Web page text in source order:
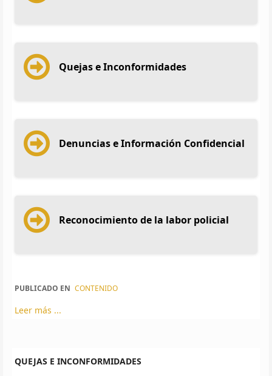
Quejas e Inconformidades
Denuncias e Información Confidencial
Reconocimiento de la labor policial
PUBLICADO EN CONTENIDO
Leer más ...
QUEJAS E INCONFORMIDADES